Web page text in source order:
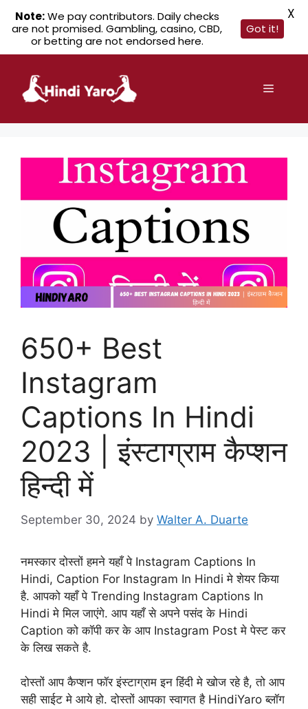
content
Menu
650+ Best
Instagram
Captions In Hindi
2023 | इंस्टाग्राम कैप्शन
हिन्दी में
September 30, 2024 by Walter A. Duarte
नमस्कार दोस्तों हमने यहाँ पे Instagram Captions In
Hindi, Caption For Instagram In Hindi मे शेयर किया
है. आपको यहाँ पे Trending Instagram Captions In
Hindi मे मिल जाएंगे. आप यहाँ से अपने पसंद के Hindi
Caption को कॉपी कर के आप Instagram Post मे पेस्ट कर
के लिख सकते है.
दोस्तों आप कैप्शन फॉर इंस्टाग्राम इन हिंदी मे खोज रहे है, तो आप
सही साईट मे आये हो. दोस्तों आपका स्वागत है HindiYaro ब्लॉग
Note:We pay contributors. Daily checks
are not promised. Gambling, casino, CBD,
or betting are not endorsed here.
Got it!
X